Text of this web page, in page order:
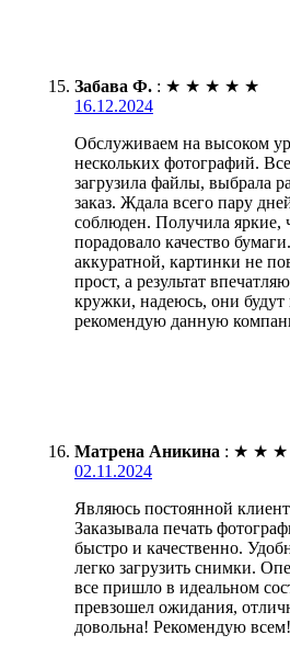
Забава Ф. : ★ ★ ★ ★ ★
16.12.2024
Обслуживаем на высоком
нескольких фотографий.
загрузила файлы, выбрала
заказ. Ждала всего пару
соблюден. Получила яркие,
порадовало качество
аккуратной, картинки не
прост, а результат
кружки, надеюсь, они
рекомендую данную
Матрена Аникина : ★ ★ ★
02.11.2024
Являюсь постоянной
Заказывала печать
быстро и качественно.
легко загрузить снимки.
все пришло в идеальном
превзошел ожидания,
довольна! Рекомендую всем!